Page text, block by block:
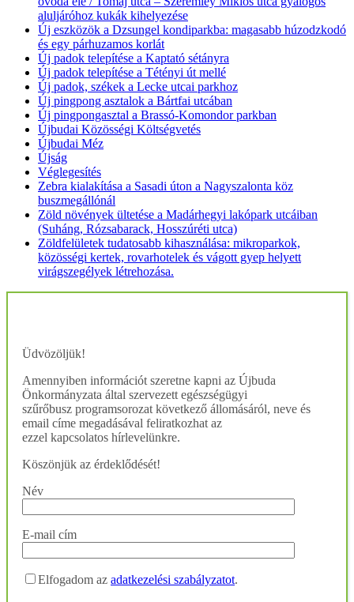
aluljáróhoz kukák kihelyezése
Új eszközök a Dzsungel kondiparkba: magasabb húzodzkodó
és egy párhuzamos korlát
Új padok telepítése a Kaptató sétányra
Új padok telepítése a Tétényi út mellé
Új padok, székek a Lecke utcai parkhoz
Új pingpong asztalok a Bártfai utcában
Új pingpongasztal a Brassó-Komondor parkban
Újbudai Közösségi Költségvetés
Újbudai Méz
Újság
Véglegesítés
Zebra kialakítása a Sasadi úton a Nagyszalonta köz
buszmegállónál
Zöld növények ültetése a Madárhegyi lakópark utcáiban
(Suháng, Rózsabarack, Hosszúréti utca)
Zöldfelületek tudatosabb kihasználása: mikroparkok,
közösségi kertek, rovarhotelek és vágott gyep helyett
virágszegélyek létrehozása.
Üdvözöljük!
Amennyiben információt szeretne kapni az Újbuda
Önkormányzata által szervezett egészségügyi
szűrőbusz programsorozat következő állomásáról, neve és
email címe megadásával feliratkozhat az
ezzel kapcsolatos hírlevelünkre.
Köszönjük az érdeklődését!
Név
E-mail cím
Elfogadom az adatkezelési szabályzatot.